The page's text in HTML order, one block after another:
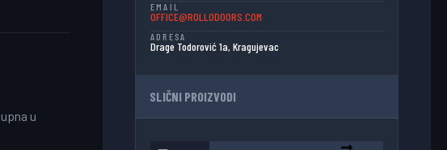
u
EMAIL
OFFICE@ROLLODOORS.COM
ADRESA
Drage Todorović 1a, Kragujevac
SLIČNI PROIZVODI